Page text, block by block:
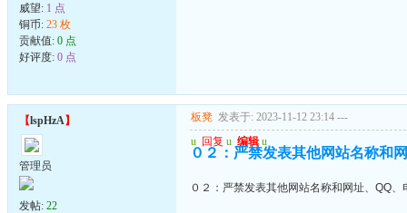
威望: 1 点
铜币: 23 枚
贡献值: 0 点
好评度: 0 点
【lspHzA】
管理员
发帖: 22
板凳 发表于: 2023-11-12 23:14 ---
u 回复 u 编辑 u
０２：严禁发表其他网站名称和
０２：严禁发表其他网站名称和网址、QQ